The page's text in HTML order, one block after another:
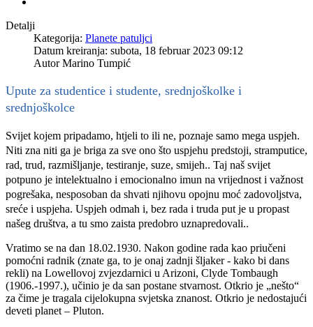
Detalji
Kategorija: Planete patuljci
Datum kreiranja: subota, 18 februar 2023 09:12
AutorMarino Tumpić
Upute za studentice i studente, srednjoškolke i
srednjoškolce
Svijet kojem pripadamo, htjeli to ili ne, poznaje samo mega uspjeh.
Niti zna niti ga je briga za sve ono što uspjehu predstoji, stramputice,
rad, trud, razmišljanje, testiranje, suze, smijeh.. Taj naš svijet
potpuno je intelektualno i emocionalno imun na vrijednost i važnost
pogrešaka, nesposoban da shvati njihovu opojnu moć zadovoljstva,
sreće i uspjeha. Uspjeh odmah i, bez rada i truda put je u propast
našeg društva, a tu smo zaista predobro uznapredovali..
Vratimo se na dan 18.02.1930. Nakon godine rada kao priučeni
pomoćni radnik (znate ga, to je onaj zadnji šljaker - kako bi dans
rekli) na Lowellovoj zvjezdarnici u Arizoni, Clyde Tombaugh
(1906.-1997.), učinio je da san postane stvarnost. Otkrio je „nešto“
za čime je tragala cijelokupna svjetska znanost. Otkrio je nedostajući
deveti planet – Pluton.